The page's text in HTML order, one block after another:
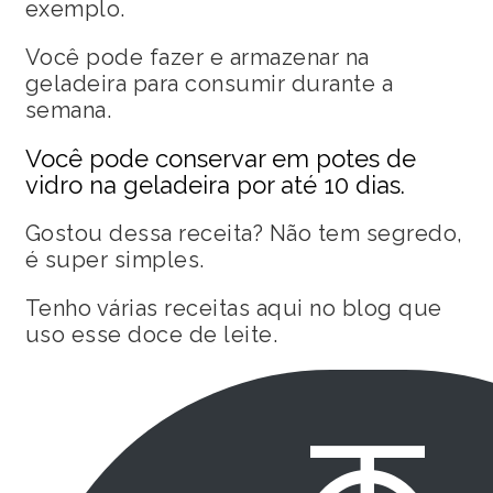
exemplo.
Você pode fazer e armazenar na
geladeira para consumir durante a
semana.
Você pode conservar em potes de
vidro na geladeira por até 10 dias.
Gostou dessa receita? Não tem segredo,
é super simples.
Tenho várias receitas aqui no blog que
uso esse doce de leite.